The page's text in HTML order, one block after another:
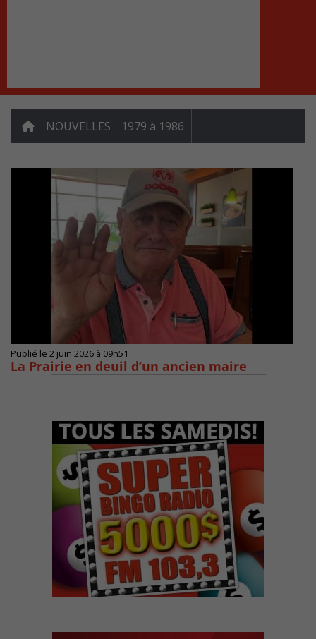
NOUVELLES 1979 à 1986
Publié le 2 juin 2026 à 09h51
La Prairie en deuil d’un ancien maire